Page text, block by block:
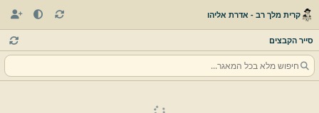
קרית מלך רב - אדרת אליהו
סייר הקבצים